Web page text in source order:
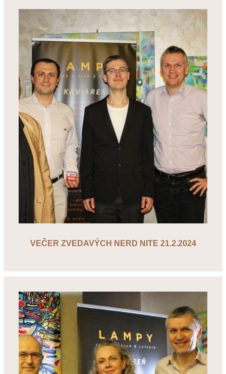
VEČER ZVEDAVÝCH NERD NITE 21.2.2024